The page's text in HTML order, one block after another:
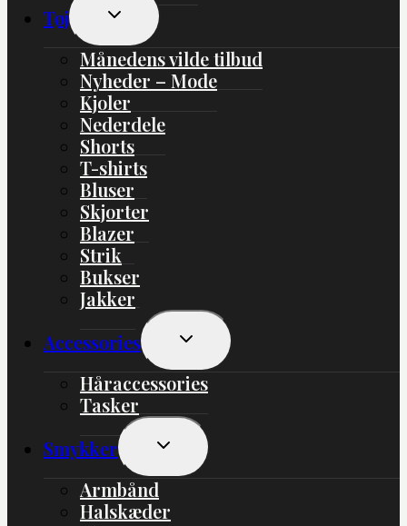
Tøj
Skift
Undermenu
Månedens vilde tilbud
Nyheder – Mode
Kjoler
Nederdele
Shorts
T-shirts
Bluser
Skjorter
Blazer
Strik
Bukser
Jakker
Accessories
Skift
Undermenu
Håraccessories
Tasker
Smykker
Skift
Undermenu
Armbånd
Halskæder